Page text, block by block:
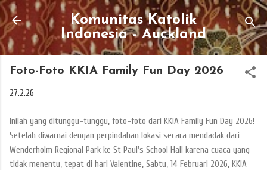
Skip to main content
Komunitas Katolik
Indonesia - Auckland
Foto-Foto KKIA Family Fun Day 2026
27.2.26
Inilah yang ditunggu-tunggu, foto-foto dari KKIA Family Fun Day 2026!
Setelah diwarnai dengan perpindahan lokasi secara mendadak dari
Wenderholm Regional Park ke St Paul's School Hall karena cuaca yang
tidak menentu, tepat di hari Valentine, Sabtu, 14 Februari 2026, KKIA